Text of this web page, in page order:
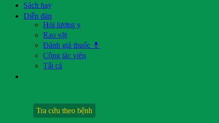
Sách hay
Diễn đàn
Hỏi lương y
Rao vặt
Đánh giá thuốc 💊
Cộng tác viên
Tất cả
Tra cứu theo bệnh